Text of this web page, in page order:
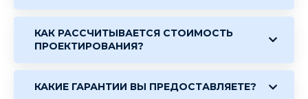
КАК РАССЧИТЫВАЕТСЯ СТОИМОСТЬ
ПРОЕКТИРОВАНИЯ?
КАКИЕ ГАРАНТИИ ВЫ ПРЕДОСТАВЛЯЕТЕ?